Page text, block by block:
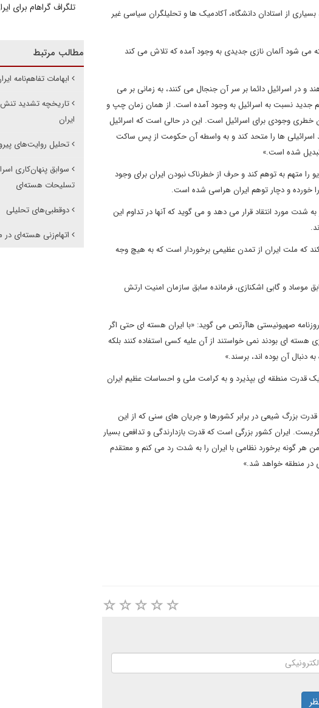
از استادان دانشگاه، آکادمیک ها و تحلیلگران سیاسی غیر
می شود آلمان نازی جدیدی به وجود آمده که تلاش می کند
در اسرائیل دائما بر سر آن جنجال می کنند، به زمانی بر می
جدید نسبت به اسرائیل به وجود آمده است. از همان زمان چپ و
خطری وجودی برای اسرائیل است. این در حالی است که اسرائیل
اسرائیلی ها را متحد کند و به واسطه آن حکومت از پس ساکت
شده است.»
را متهم به توهم کند و حرف از خطرناک نبودن ایران برای وجود
را خورده و دچار توهم ایران هراسی شده است.
شدت مورد انتقاد قرار می دهد و می گوید که آنها در تداوم این
که ملت ایران از تمدن عظیمی برخوردار است که به هیچ وجه
موساد و گابی اشکنازی، فرمانده سابق سازمان امنیت ارتش
صهیونیستی هاآرتص می گوید: «با ایران هسته ای حتی اگر
ای بودند نمی خواستند از آن علیه کسی استفاده کنند بلکه
آن بوده اند، برسند.»
قدرت منطقه ای بپذیرد و به کرامت ملی و احساسات عظیم ایران
بزرگ شیعی در برابر کشورها و جریان های سنی که از این
ایران کشور بزرگی است که قدرت بازدارندگی و تدافعی بسیار
گونه برخورد نظامی با ایران را به شدت رد می کنم و معتقدم
در منطقه خواهد شد.»
تلگراف گراهام برای
مطالب مرتبط
ابهامات تفاهم‌نامه
تاریخچه تشدید تنش
ایران
تحلیل روایت‌های پیروزی
سوابق پنهان‌کاری
تسلیحات هسته‌ای
دوقطبی‌های تحلیلی
اتهام‌زنی هسته‌ای در